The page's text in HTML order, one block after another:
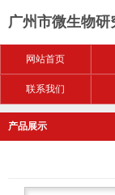
广州市微生物研
网站首页
联系我们
产品展示